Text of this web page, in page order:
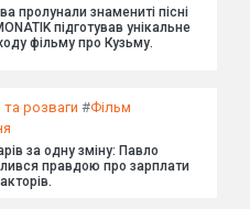
пролунали знамениті пісні
підготував унікальне
фільму про Кузьму.
розваги #Фільм
за одну зміну: Павло
правдою про зарплати